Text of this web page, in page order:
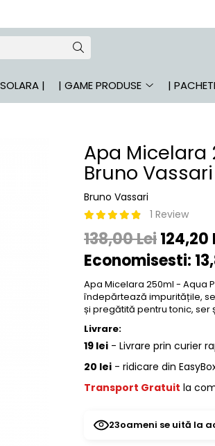
| | GAME PRODUSE |
Apa Micelara
Bruno Vassari
Bruno Vassari
1 Review
138,00 Lei124,20
Economisesti:
Apa Micelara 250ml - Aqua
îndepărtează impuritățile,
și pregătită pentru tonic, ser
Livrare:
19 lei - Livrare prin curier
20 lei - ridicare din
Transport Gratuit la
23oameni se uită la